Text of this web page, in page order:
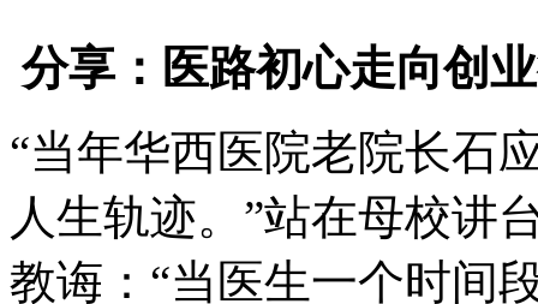
分享：医路初心走向创
“当年华西医院老院长石
人生轨迹。”站在母校讲
教诲：“当医生一个时间